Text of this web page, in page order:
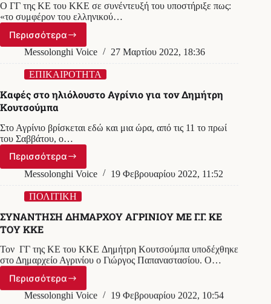
–
Πόνεσε
η
μέση
του
(video)
Ο ΓΓ της ΚΕ του ΚΚΕ σε συνέντευξή του υποστήριξε πως:
«το συμφέρον του ελληνικού…
Περισσότερα
Δ.
Κουτσούμπας:
δυναμώσει
πάλη
για
σταματήσει
η
εμπλοκή
της
Ελλάδας
στον
ιμπεριαλιστικό
πόλεμο
Messolonghi Voice 27 Μαρτίου 2022, 18:36
ΕΠΙΚΑΙΡΟΤΗΤΑ
Καφές στο ηλιόλουστο Αγρίνιο για τον Δημήτρη
Κουτσούμπα
Στο Αγρίνιο βρίσκεται εδώ και μια ώρα, από τις 11 το πρωί
του Σαββάτου, ο…
Περισσότερα
Καφές
στο
Αγρίνιο
τον
Δημήτρη
Messolonghi Voice 19 Φεβρουαρίου 2022, 11:52
ΠΟΛΙΤΙΚΗ
ΣΥΝΑΝΤΗΣΗ ΔΗΜΑΡΧΟΥ ΑΓΡΙΝΙΟΥ ΜΕ Γ.Γ. ΚΕ
ΤΟΥ ΚΚΕ
Τον ΓΓ της ΚΕ του ΚΚΕ Δημήτρη Κουτσούμπα υποδέχθηκε
στο Δημαρχείο Αγρινίου ο Γιώργος Παπαναστασίου. Ο…
ΠερισσότεραΣΥΝΑΝΤΗΣΗ
ΔΗΜΑΡΧΟΥ
Messolonghi Voice 19 Φεβρουαρίου 2022, 10:54